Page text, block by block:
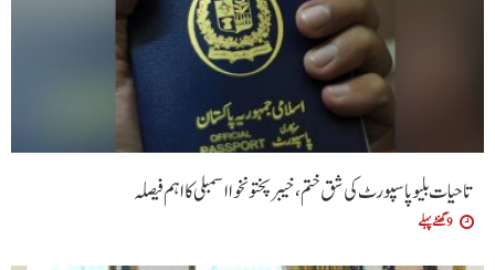
تاحیات بلیو پاسپورٹ کی شق ختم، خیبر پختونخوا اسمبلی کا اہم فیصلہ
9 گھنٹے پہلے